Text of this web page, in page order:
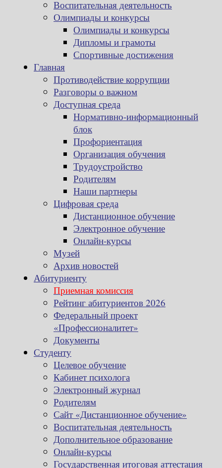
Воспитательная деятельность
Олимпиады и конкурсы
Олимпиады и конкурсы
Дипломы и грамоты
Спортивные достижения
Главная
Противодействие коррупции
Разговоры о важном
Доступная среда
Нормативно-информационный
блок
Профориентация
Организация обучения
Трудоустройство
Родителям
Наши партнеры
Цифровая среда
Дистанционное обучение
Электронное обучение
Онлайн-курсы
Музей
Архив новостей
Абитуриенту
Приемная комиссия
Рейтинг абитуриентов 2026
Федеральный проект
«Профессионалитет»
Документы
Студенту
Целевое обучение
Кабинет психолога
Электронный журнал
Родителям
Сайт «Дистанционное обучение»
Воспитательная деятельность
Дополнительное образование
Онлайн-курсы
Государственная итоговая аттестация